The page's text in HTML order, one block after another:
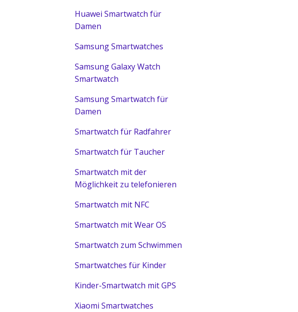
Huawei Smartwatch für
Damen
Samsung Smartwatches
Samsung Galaxy Watch
Smartwatch
Samsung Smartwatch für
Damen
Smartwatch für Radfahrer
Smartwatch für Taucher
Smartwatch mit der
Möglichkeit zu telefonieren
Smartwatch mit NFC
Smartwatch mit Wear OS
Smartwatch zum Schwimmen
Smartwatches für Kinder
Kinder-Smartwatch mit GPS
Xiaomi Smartwatches